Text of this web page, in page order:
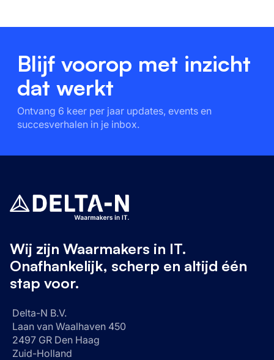
Blijf voorop met inzicht
dat werkt
Ontvang 6 keer per jaar updates, events en
succesverhalen in je inbox.
Wij zijn Waarmakers in IT.
Onafhankelijk, scherp en altijd één
stap voor.
Delta-N B.V.
Laan van Waalhaven 450
2497 GR Den Haag
Zuid-Holland